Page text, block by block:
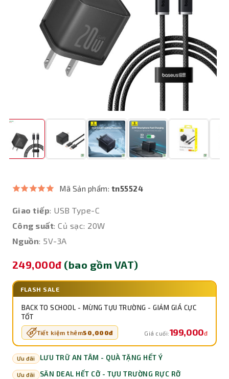
Mã Sản phẩm: tn55524
Giao tiếp: USB Type-C
Công suất: Củ sạc: 20W
Nguồn: 5V-3A
249,000đ (bao gồm VAT)
FLASH SALE
BACK TO SCHOOL - MỪNG TỰU TRƯỜNG - GIẢM GIÁ CỰC
TỐT
Tiết kiệm thêm50,000đ Giá cuối:199,000đ
Ưu đãi LƯU TRỮ AN TÂM - QUÀ TẶNG HẾT Ý
Ưu đãi SĂN DEAL HẾT CỠ - TỰU TRƯỜNG RỰC RỠ